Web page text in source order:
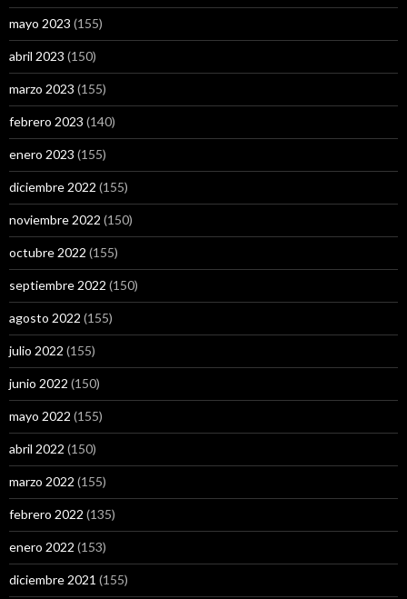
mayo 2023 (155)
abril 2023 (150)
marzo 2023 (155)
febrero 2023 (140)
enero 2023 (155)
diciembre 2022 (155)
noviembre 2022 (150)
octubre 2022 (155)
septiembre 2022 (150)
agosto 2022 (155)
julio 2022 (155)
junio 2022 (150)
mayo 2022 (155)
abril 2022 (150)
marzo 2022 (155)
febrero 2022 (135)
enero 2022 (153)
diciembre 2021 (155)